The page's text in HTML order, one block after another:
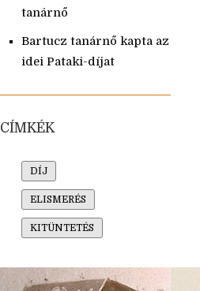
tanárnő
Bartucz tanárnő kapta az
idei Pataki-díjat
CÍMKÉK
DÍJ
ELISMERÉS
KITÜNTETÉS